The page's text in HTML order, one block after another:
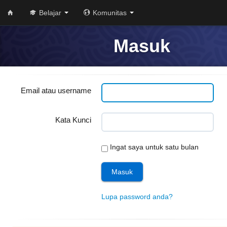
Belajar Komunitas
Masuk
Email atau username
Kata Kunci
Ingat saya untuk satu bulan
Lupa password anda?